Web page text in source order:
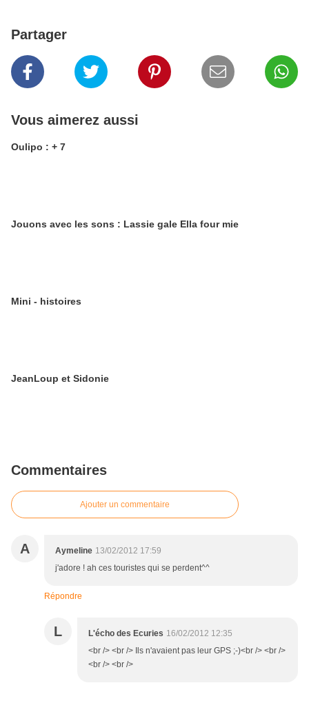
Partager
Vous aimerez aussi
Oulipo : + 7
Jouons avec les sons : Lassie gale Ella four mie
Mini - histoires
JeanLoup et Sidonie
Commentaires
Ajouter un commentaire
A Aymeline 13/02/2012 17:59
j'adore ! ah ces touristes qui se perdent^^
Répondre
L L'écho des Ecuries 16/02/2012 12:35
<br /> <br /> Ils n'avaient pas leur GPS ;-)<br /> <br />
<br /> <br />